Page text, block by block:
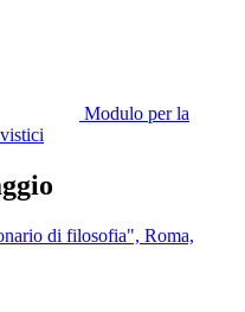
Modulo per la
di filosofia", Roma,